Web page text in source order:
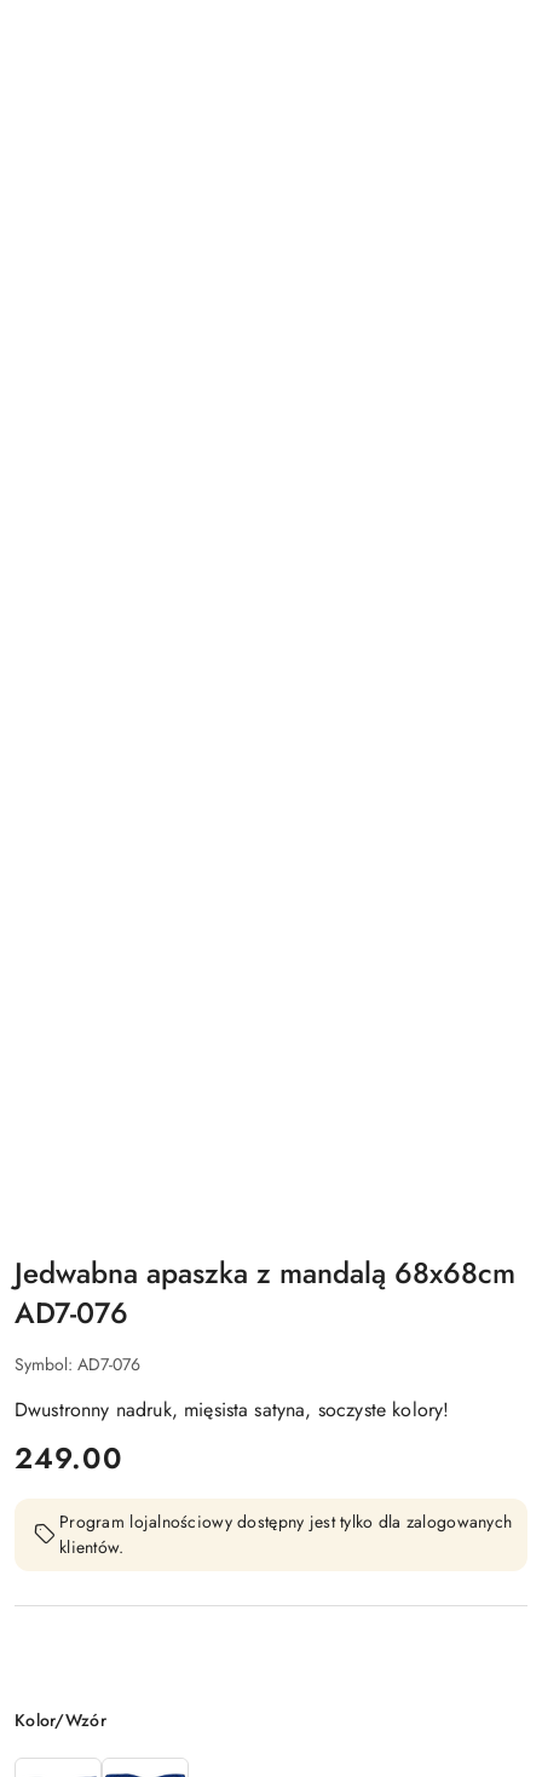
Jedwabna apaszka z mandalą 68x68cm
AD7-076
Symbol: AD7-076
Dwustronny nadruk, mięsista satyna, soczyste kolory!
cena:
249.00
Program lojalnościowy dostępny jest tylko dla zalogowanych
klientów.
Wariant
Kolor/Wzór